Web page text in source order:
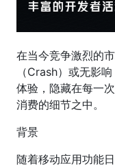
在当今竞争激烈的
（Crash）或无影
体验，隐藏在每一
消费的细节之中。
背景
随着移动应用功能